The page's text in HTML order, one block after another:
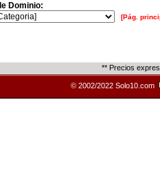
Dominio:
[Pág.
** Precios
© 2002/2022 Solo10.com